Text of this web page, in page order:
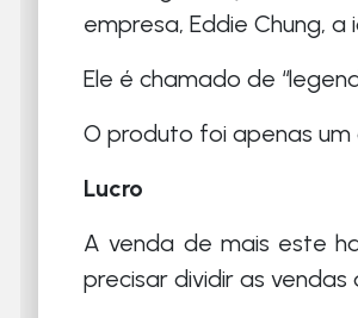
empresa, Eddie Chung,
Ele é chamado de
O produto foi apenas um
Lucro
A venda de mais este
precisar dividir as